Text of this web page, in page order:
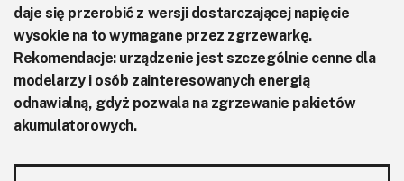
daje się przerobić z wersji dostarczającej napięcie
wysokie na to wymagane przez zgrzewarkę.
Rekomendacje: urządzenie jest szczególnie cenne dla
modelarzy i osób zainteresowanych energią
odnawialną, gdyż pozwala na zgrzewanie pakietów
akumulatorowych.